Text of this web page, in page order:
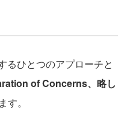
るひとつのアプローチと
of Concerns、略し
す。